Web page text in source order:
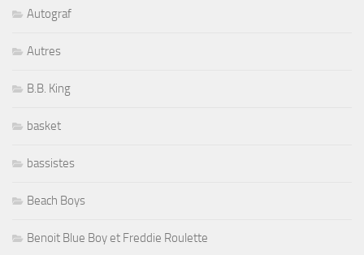
Autograf
Autres
B.B. King
basket
bassistes
Beach Boys
Benoit Blue Boy et Freddie Roulette